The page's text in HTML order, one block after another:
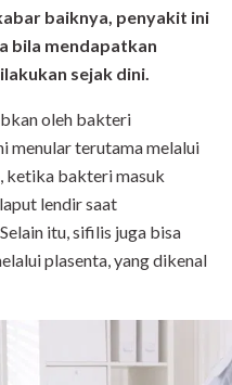
baiknya, penyakit ini
bila mendapatkan
sejak dini.
oleh bakteri
menular terutama melalui
ketika bakteri masuk
lendir saat
itu, sifilis juga bisa
plasenta, yang dikenal